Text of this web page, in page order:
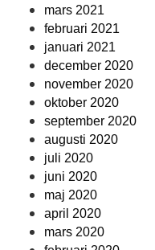
mars 2021
februari 2021
januari 2021
december 2020
november 2020
oktober 2020
september 2020
augusti 2020
juli 2020
juni 2020
maj 2020
april 2020
mars 2020